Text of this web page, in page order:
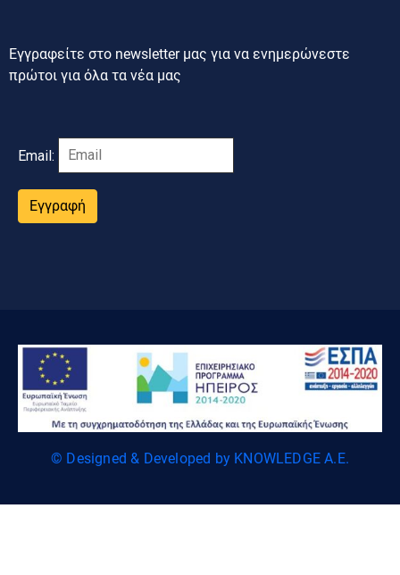
Εγγραφείτε στο newsletter μας για να ενημερώνεστε
πρώτοι για όλα τα νέα μας
Email:
Εγγραφή
© Designed & Developed by KNOWLEDGE A.E.